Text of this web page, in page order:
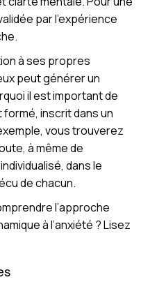
par l’expérience
à ses propres
peut générer un
il est important de
inscrit dans un
vous trouverez
à même de
dans le
de chacun.
l’approche
à l’anxiété ? Lisez